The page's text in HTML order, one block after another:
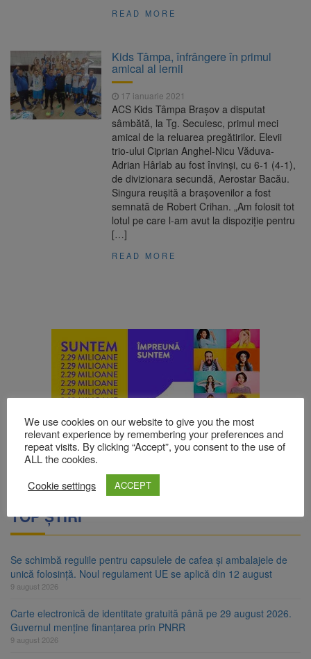
READ MORE
Kids Tâmpa, înfrângere în primul
amical al iernii
17 ianuarie 2021
ACS Kids Tâmpa Brașov a disputat
sâmbătă, la Tg. Secuiesc, primul meci
amical de la reluarea pregătirilor. Elevii
trio-ului Ciprian Anghel-Nicu Văduva-
Adrian Hârlab au fost învinși, cu 6-1 (4-1),
de divizionara secundă, Aerostar Bacău.
Singura reușită a brașovenilor a fost
semnată de Robert Crihan. „Am folosit tot
lotul pe care l-am avut la dispoziție pentru
[…]
READ MORE
TOP ȘTIRI
Se schimbă regulile pentru capsulele de cafea și ambalajele de
unică folosință. Noul regulament UE se aplică din 12 august
9 august 2026
Carte electronică de identitate gratuită până pe 29 august 2026.
Guvernul menține finanțarea prin PNRR
9 august 2026
We use cookies on our website to give you the most
relevant experience by remembering your preferences and
repeat visits. By clicking “Accept”, you consent to the use of
ALL the cookies.
Cookie settings
ACCEPT